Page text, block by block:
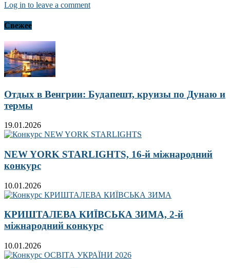
Log in to leave a comment
Свежее
Отдых в Венгрии: Будапешт, круизы по Дунаю и
термы
19.01.2026
NEW YORK STARLIGHTS, 16-й міжнародний
конкурс
10.01.2026
КРИШТАЛЕВА КИЇВСЬКА ЗИМА, 2-й
міжнародний конкурс
10.01.2026